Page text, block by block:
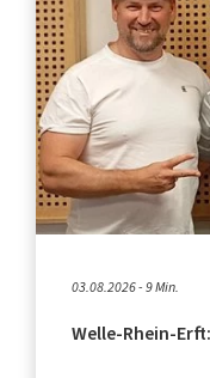
03.08.2026 - 9 Min.
Welle-Rhein-